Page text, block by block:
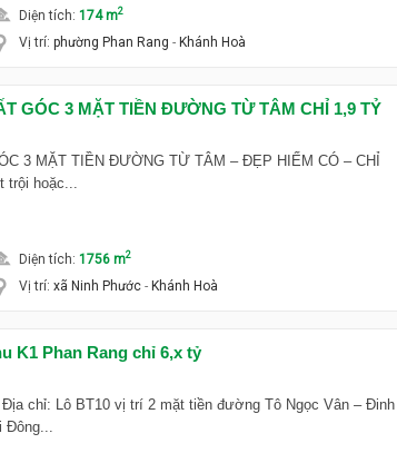
Diện tích: 174 m2
Vị trí: phường Phan Rang - Khánh Hoà
GÓC 3 MẶT TIỀN ĐƯỜNG TỪ TÂM CHỈ 1,9 TỶ
3 MẶT TIỀN ĐƯỜNG TỪ TÂM – ĐẸP HIẾM CÓ – CHỈ
hoặc...
Diện tích: 1756 m2
Vị trí: xã Ninh Phước- Khánh Hoà
K1 Phan Rang chỉ 6,x tỷ
chỉ: Lô BT10 vị trí 2 mặt tiền đường Tô Ngọc Vân – Đinh